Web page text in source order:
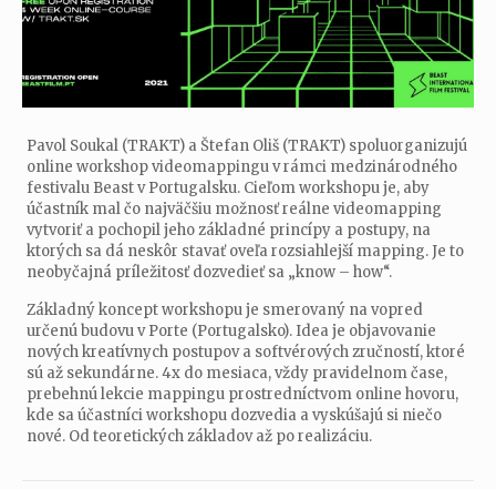
Pavol Soukal (TRAKT) a Štefan Oliš (TRAKT) spoluorganizujú
online workshop videomappingu v rámci medzinárodného
festivalu Beast v Portugalsku. Cieľom workshopu je, aby
účastník mal čo najväčšiu možnosť reálne videomapping
vytvoriť a pochopil jeho základné princípy a postupy, na
ktorých sa dá neskôr stavať oveľa rozsiahlejší mapping. Je to
neobyčajná príležitosť dozvedieť sa „know – how“.
Základný koncept workshopu je smerovaný na vopred
určenú budovu v Porte (Portugalsko). Idea je objavovanie
nových kreatívnych postupov a softvérových zručností, ktoré
sú až sekundárne. 4x do mesiaca, vždy pravidelnom čase,
prebehnú lekcie mappingu prostredníctvom online hovoru,
kde sa účastníci workshopu dozvedia a vyskúšajú si niečo
nové. Od teoretických základov až po realizáciu.